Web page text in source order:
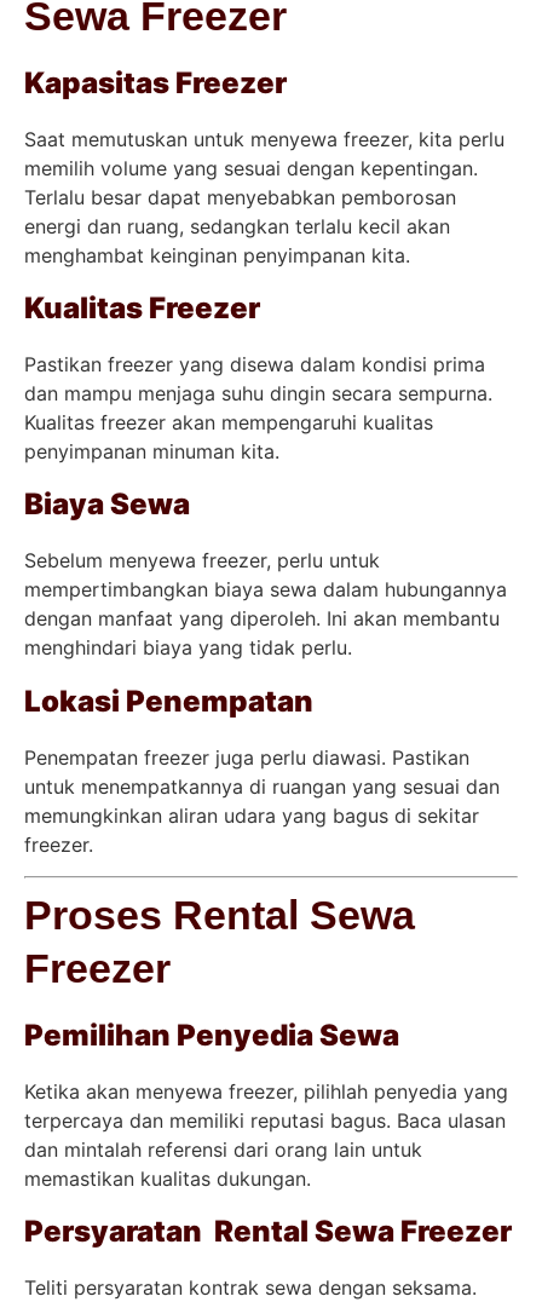
Sewa Freezer
Kapasitas Freezer
Saat memutuskan untuk menyewa freezer, kita perlu
memilih volume yang sesuai dengan kepentingan.
Terlalu besar dapat menyebabkan pemborosan
energi dan ruang, sedangkan terlalu kecil akan
menghambat keinginan penyimpanan kita.
Kualitas Freezer
Pastikan freezer yang disewa dalam kondisi prima
dan mampu menjaga suhu dingin secara sempurna.
Kualitas freezer akan mempengaruhi kualitas
penyimpanan minuman kita.
Biaya Sewa
Sebelum menyewa freezer, perlu untuk
mempertimbangkan biaya sewa dalam hubungannya
dengan manfaat yang diperoleh. Ini akan membantu
menghindari biaya yang tidak perlu.
Lokasi Penempatan
Penempatan freezer juga perlu diawasi. Pastikan
untuk menempatkannya di ruangan yang sesuai dan
memungkinkan aliran udara yang bagus di sekitar
freezer.
Proses Rental Sewa
Freezer
Pemilihan Penyedia Sewa
Ketika akan menyewa freezer, pilihlah penyedia yang
terpercaya dan memiliki reputasi bagus. Baca ulasan
dan mintalah referensi dari orang lain untuk
memastikan kualitas dukungan.
Persyaratan Rental Sewa Freezer
Teliti persyaratan kontrak sewa dengan seksama.